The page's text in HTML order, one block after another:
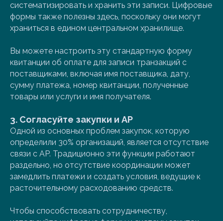
систематизировать и хранить эти записи. Цифровые
формы также полезны здесь, поскольку они могут
храниться в едином центральном хранилище.
Вы можете настроить эту стандартную форму
квитанции об оплате для записи транзакций с
поставщиками, включая имя поставщика, дату,
сумму платежа, номер квитанции, полученные
товары или услуги и имя получателя.
3. Согласуйте закупки и AP
Одной из основных проблем закупок, которую
определили 30% организаций, является отсутствие
связи с AP. Традиционно эти функции работают
раздельно, но отсутствие координации может
замедлить платежи и создать условия, ведущие к
расточительному расходованию средств.
Чтобы способствовать сотрудничеству,